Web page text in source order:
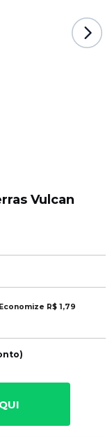
Vulcan
Economize R$ 1,79